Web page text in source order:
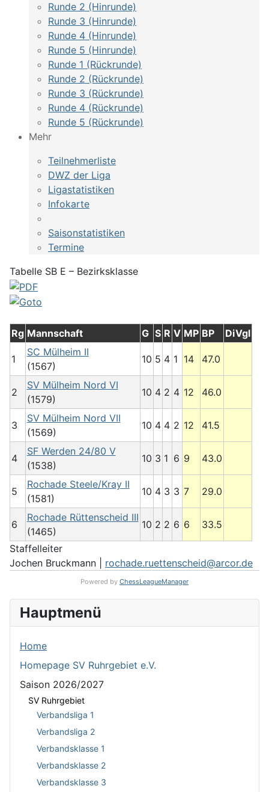
Runde 2 (Hinrunde)
Runde 3 (Hinrunde)
Runde 4 (Hinrunde)
Runde 5 (Hinrunde)
Runde 1 (Rückrunde)
Runde 2 (Rückrunde)
Runde 3 (Rückrunde)
Runde 4 (Rückrunde)
Runde 5 (Rückrunde)
Mehr
Teilnehmerliste
DWZ der Liga
Ligastatistiken
Infokarte
Saisonstatistiken
Termine
Tabelle SB E – Bezirksklasse
Rg Mannschaft G S R V MP BP DiVgl
1
SC Mülheim II
(1567)
10 5 4 1 14 47.0
2
SV Mülheim Nord VI
(1579)
10 4 2 4 12 46.0
3
SV Mülheim Nord VII
(1569)
10 4 4 2 12 41.5
4
SF Werden 24/80 V
(1538)
10 3 1 6 9 43.0
5
Rochade Steele/Kray II
(1581)
10 4 3 3 7 29.0
6
Rochade Rüttenscheid III
(1465)
10 2 2 6 6
33.5
Staffelleiter
Jochen Bruckmann | rochade.ruettenscheid@arcor.de
Powered by ChessLeagueManager
Hauptmenü
Home
Homepage SV Ruhrgebiet e.V.
Saison 2026/2027
SV Ruhrgebiet
Verbandsliga 1
Verbandsliga 2
Verbandsklasse 1
Verbandsklasse 2
Verbandsklasse 3